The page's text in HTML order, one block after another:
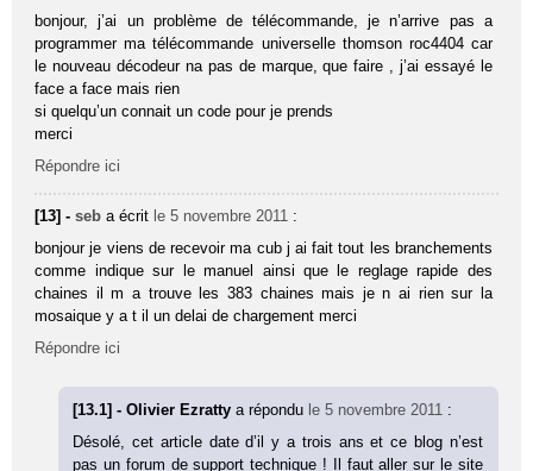
bonjour, j’ai un problème de télécommande, je n’arrive pas a
programmer ma télécommande universelle thomson roc4404 car
le nouveau décodeur na pas de marque, que faire , j’ai essayé le
face a face mais rien
si quelqu’un connait un code pour je prends
merci
Répondre ici
[13] -seb a écrit le 5 novembre 2011 :
bonjour je viens de recevoir ma cub j ai fait tout les branchements
comme indique sur le manuel ainsi que le reglage rapide des
chaines il m a trouve les 383 chaines mais je n ai rien sur la
mosaique y a t il un delai de chargement merci
Répondre ici
[13.1] - Olivier Ezrattya répondu le 5 novembre 2011 :
Désolé, cet article date d’il y a trois ans et ce blog n’est
pas un forum de support technique ! Il faut aller sur le site